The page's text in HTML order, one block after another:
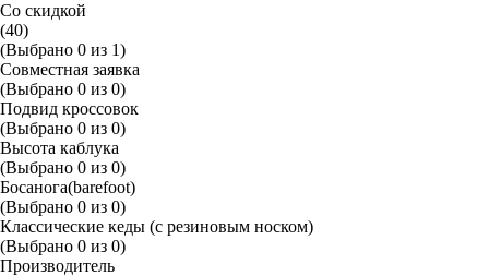
Со скидкой
(40)
(Выбрано 0 из 1)
Совместная заявка
(Выбрано 0 из 0)
Подвид кроссовок
(Выбрано 0 из 0)
Высота каблука
(Выбрано 0 из 0)
Босанога(barefoot)
(Выбрано 0 из 0)
Классические кеды (с резиновым носком)
(Выбрано 0 из 0)
Производитель